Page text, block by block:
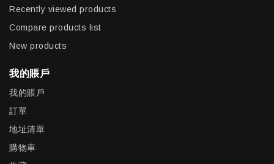
Recently viewed products
Compare products list
New products
我的賬戶
我的賬戶
訂單
地址清單
購物車